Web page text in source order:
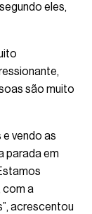
eles,
são muito
vendo as
parada em
com a
acrescentou